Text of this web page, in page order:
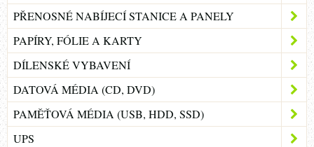
PŘENOSNÉ NABÍJECÍ STANICE A PANELY
PAPÍRY, FÓLIE A KARTY
DÍLENSKÉ VYBAVENÍ
DATOVÁ MÉDIA (CD, DVD)
PAMĚŤOVÁ MÉDIA (USB, HDD, SSD)
UPS